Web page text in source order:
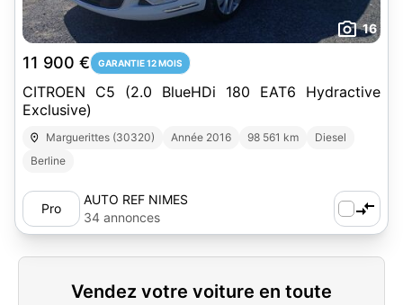
16
11 900 € GARANTIE 12 MOIS
CITROEN C5 (2.0 BlueHDi 180 EAT6 Hydractive
Exclusive)
Marguerittes (30320) Année 2016 98 561 km
Diesel
Berline
Pro
AUTO REF NIMES
34 annonces
Vendez votre voiture en toute